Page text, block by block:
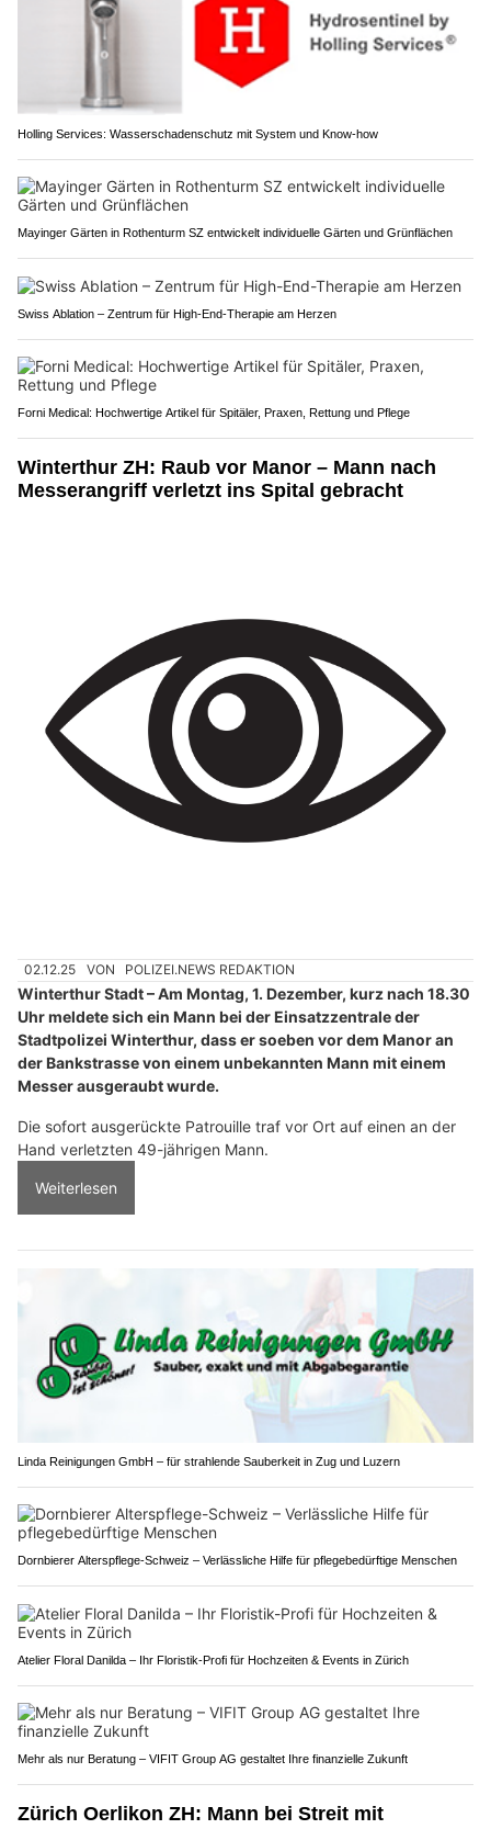
Holling Services: Wasserschadenschutz mit System und Know-how
Mayinger Gärten in Rothenturm SZ entwickelt individuelle Gärten und Grünflächen
Swiss Ablation – Zentrum für High-End-Therapie am Herzen
Forni Medical: Hochwertige Artikel für Spitäler, Praxen, Rettung und Pflege
Winterthur ZH: Raub vor Manor – Mann nach
Messerangriff verletzt ins Spital gebracht
02.12.25 VON POLIZEI.NEWS REDAKTION
Winterthur Stadt – Am Montag, 1. Dezember, kurz nach 18.30
Uhr meldete sich ein Mann bei der Einsatzzentrale der
Stadtpolizei Winterthur, dass er soeben vor dem Manor an
der Bankstrasse von einem unbekannten Mann mit einem
Messer ausgeraubt wurde.
Die sofort ausgerückte Patrouille traf vor Ort auf einen an der
Hand verletzten 49-jährigen Mann.
Weiterlesen
Linda Reinigungen GmbH – für strahlende Sauberkeit in Zug und Luzern
Dornbierer Alterspflege-Schweiz – Verlässliche Hilfe für pflegebedürftige Menschen
Atelier Floral Danilda – Ihr Floristik-Profi für Hochzeiten & Events in Zürich
Mehr als nur Beratung – VIFIT Group AG gestaltet Ihre finanzielle Zukunft
Zürich Oerlikon ZH: Mann bei Streit mit